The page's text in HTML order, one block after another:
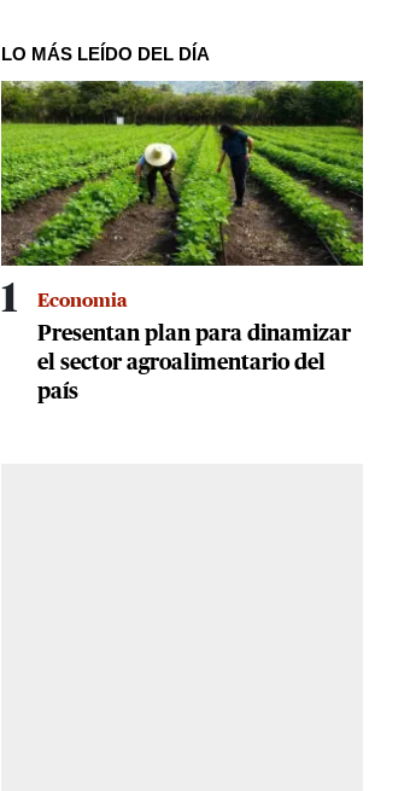
LO MÁS LEÍDO DEL DÍA
1 Economia
Presentan plan para dinamizar
el sector agroalimentario del
país